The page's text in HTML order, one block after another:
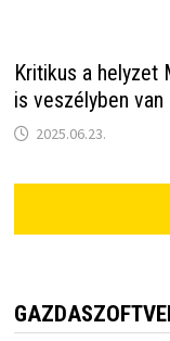
Kritikus a helyzet
is veszélyben van
2025.06.23.